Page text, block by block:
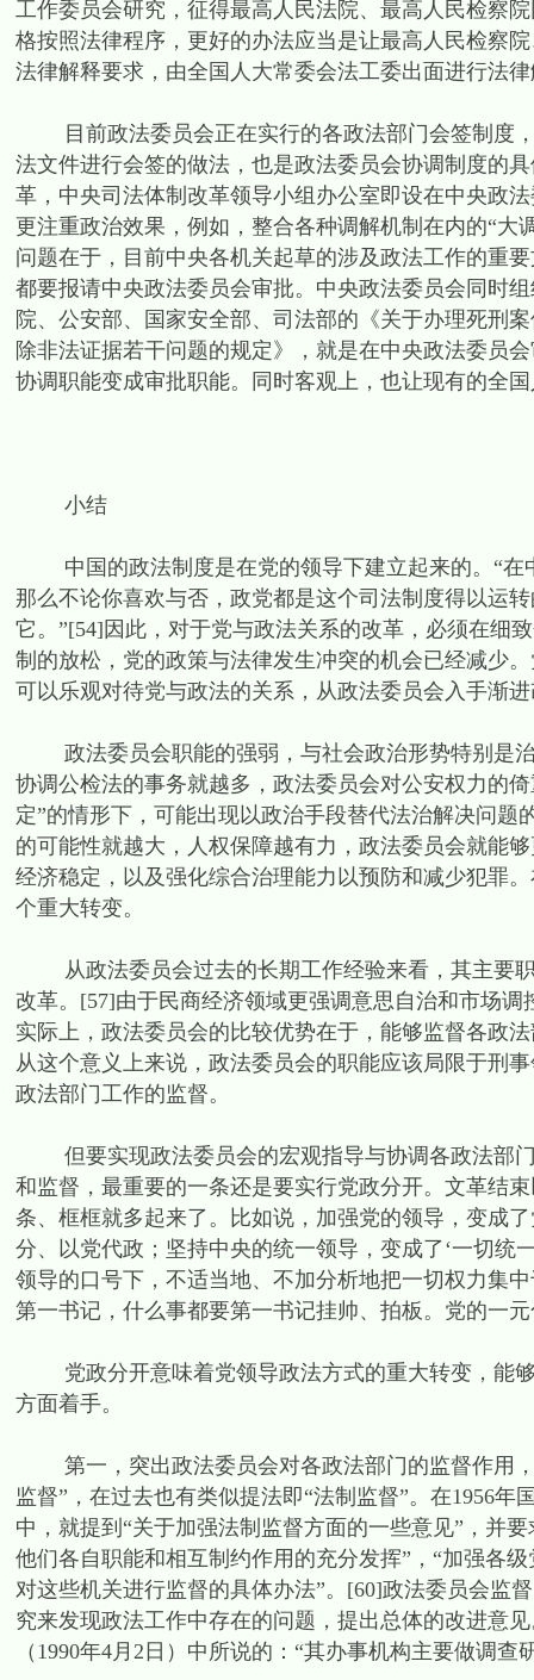
工作委员会研究，征得最高人民法院、最高人民检察
格按照法律程序，更好的办法应当是让最高人民检察
法律解释要求，由全国人大常委会法工委出面进行法
目前政法委员会正在实行的各政法部门会签制度，
法文件进行会签的做法，也是政法委员会协调制度的
革，中央司法体制改革领导小组办公室即设在中央政
更注重政治效果，例如，整合各种调解机制在内的“
问题在于，目前中央各机关起草的涉及政法工作的重
都要报请中央政法委员会审批。中央政法委员会同时
院、公安部、国家安全部、司法部的《关于办理死刑
除非法证据若干问题的规定》，就是在中央政法委员
协调职能变成审批职能。同时客观上，也让现有的全
小结
中国的政法制度是在党的领导下建立起来的。“在
那么不论你喜欢与否，政党都是这个司法制度得以运
它。”[54]因此，对于党与政法关系的改革，必须在细
制的放松，党的政策与法律发生冲突的机会已经减少
可以乐观对待党与政法的关系，从政法委员会入手渐
政法委员会职能的强弱，与社会政治形势特别是治
协调公检法的事务就越多，政法委员会对公安权力的
定”的情形下，可能出现以政治手段替代法治解决问
的可能性就越大，人权保障越有力，政法委员会就能
经济稳定，以及强化综合治理能力以预防和减少犯罪
个重大转变。
从政法委员会过去的长期工作经验来看，其主要职
改革。[57]由于民商经济领域更强调意思自治和市场
实际上，政法委员会的比较优势在于，能够监督各政
从这个意义上来说，政法委员会的职能应该局限于刑
政法部门工作的监督。
但要实现政法委员会的宏观指导与协调各政法部门
和监督，最重要的一条还是要实行党政分开。文革结
条、框框就多起来了。比如说，加强党的领导，变成
分、以党代政；坚持中央的统一领导，变成了‘一切统
领导的口号下，不适当地、不加分析地把一切权力集
第一书记，什么事都要第一书记挂帅、拍板。党的一
党政分开意味着党领导政法方式的重大转变，能够
方面着手。
第一，突出政法委员会对各政法部门的监督作用，
监督”，在过去也有类似提法即“法制监督”。在1956
中，就提到“关于加强法制监督方面的一些意见”，并
他们各自职能和相互制约作用的充分发挥”，“加强各
对这些机关进行监督的具体办法”。[60]政法委员会监
究来发现政法工作中存在的问题，提出总体的改进意
（1990年4月2日）中所说的：“其办事机构主要做调